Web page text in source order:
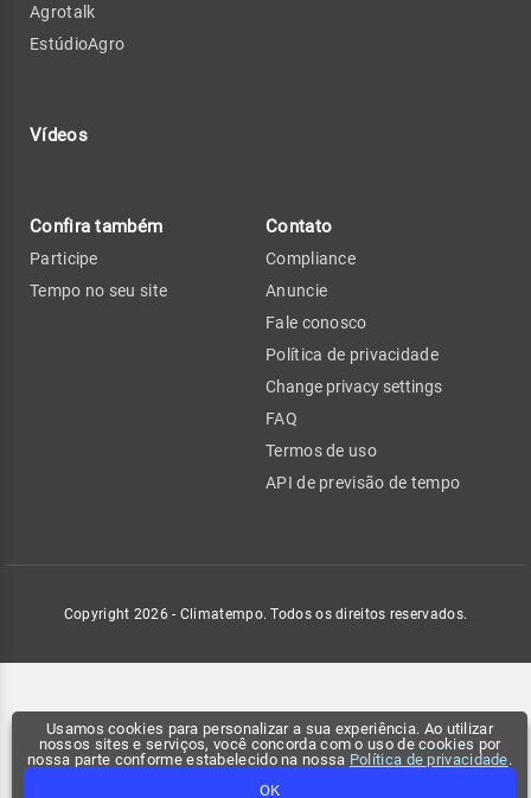
Usamos cookies para personalizar a sua experiência. Ao utilizar
nossos sites e serviços, você concorda com o uso de cookies por
nossa parte conforme estabelecido na nossa Política de privacidade.
OK
Agrotalk
EstúdioAgro
Vídeos
Confira também
Participe
Tempo no seu site
Contato
Compliance
Anuncie
Fale conosco
Política de privacidade
Change privacy settings
FAQ
Termos de uso
API de previsão de tempo
Copyright 2026 - Climatempo. Todos os direitos reservados.